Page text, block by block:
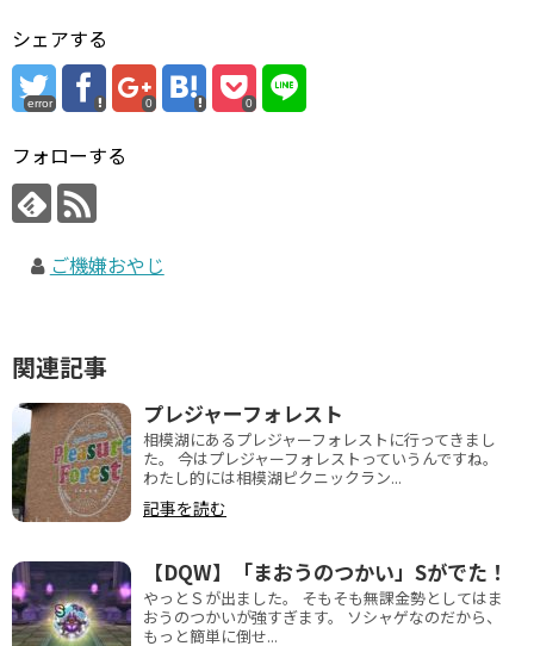
error 0 0
フォローする
ご機嫌おやじ
相模湖にあるプレジャーフォレストに行ってきまし
た。 今はプレジャーフォレストっていうんですね。
わたし的には相模湖ピクニックラン...
記事を読む
やっとＳが出ました。 そもそも無課金勢としてはま
おうのつかいが強すぎます。 ソシャゲなのだから、
もっと簡単に倒せ...
記事を読む